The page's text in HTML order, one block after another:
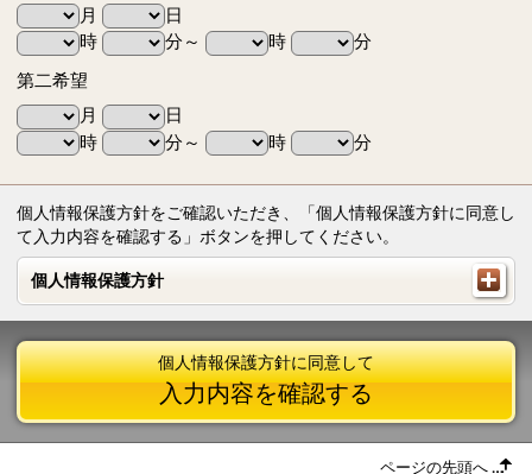
月
日
時
分～ 時
分
第二希望
月
日
時
分～ 時 分
個人情報保護方針をご確認いただき、「個人情報保護方針に同意し
て入力内容を確認する」ボタンを押してください。
個人情報保護方針
個人情報保護方針
個人情報保護方針に同意して
入力内容を確認する
ページの先頭へ